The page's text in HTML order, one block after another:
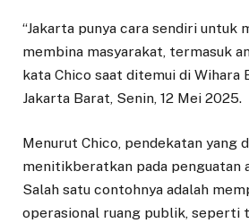
“Jakarta punya cara sendiri untuk
membina masyarakat, termasuk
kata Chico saat ditemui di Wihara
Jakarta Barat, Senin, 12 Mei 2025.
Menurut Chico, pendekatan yang
menitikberatkan pada
Salah satu contohnya adalah
operasional ruang publik, seperti